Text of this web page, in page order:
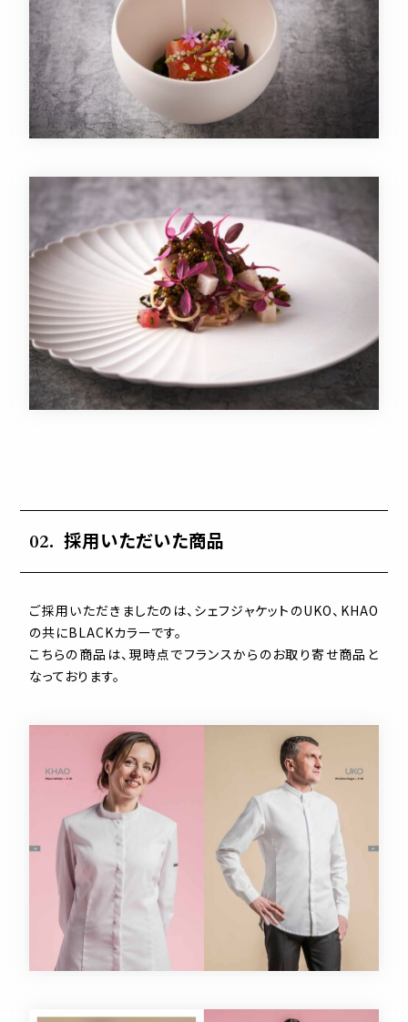
採用いただいた商品
ご採用いただきましたのは、シェフジャケットのUKO、KHAO
の共にBLACKカラーです。
こちらの商品は、現時点でフランスからのお取り寄せ商品と
なっております。